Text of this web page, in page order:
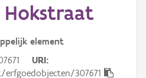
Hokstraat
element
URI
307671